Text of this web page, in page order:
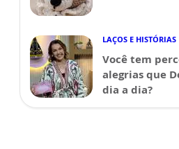
LAÇOS E HISTÓRIAS
Você tem
alegrias que
dia a dia?